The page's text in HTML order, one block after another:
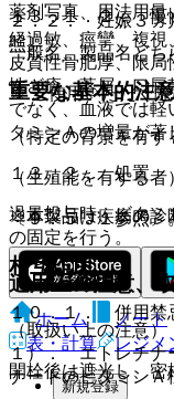
１３．１．２． 慢
経過敏、痙攣、複視
皮質性骨肥厚、限
性ざ瘡、落屑、口唇
でなく、血液では
タミンＡの増量が著
１３．２． 処置
過量投与時、ビタミ
の固定を行う。
適用上の注意、
（取扱い上の注意）
開栓後は遮光し、密
２．２． 妊娠３ヵ
照〕。
重要な基本的注
（特定の背景を有
（生殖能を有する者
〔９．５．１参照〕
相互作用
１０．１． 併用禁
１）． エトレチナ
ナートのビタミンＡ
薬剤写真、用法用量
一般名、製品名どち
※ ご使用いただく際
※本製品は疾病の診
ホーム
ノート
表・計算
レジメ
新規登録